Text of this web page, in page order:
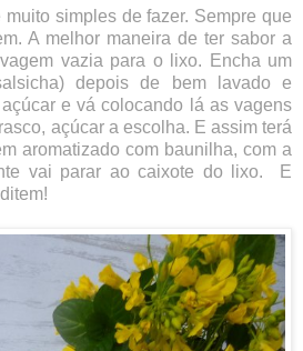
simples de fazer. Sempre que
A melhor maneira de ter sabor a
vazia para o lixo. Encha um
depois de bem lavado e
e vá colocando lá as vagens
açúcar a escolha. E assim terá
aromatizado com baunilha, com a
vai parar ao caixote do lixo.
E